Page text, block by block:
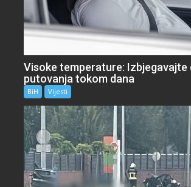
Visoke temperature: Izbjegavajte
putovanja tokom dana
BiH Vijesti